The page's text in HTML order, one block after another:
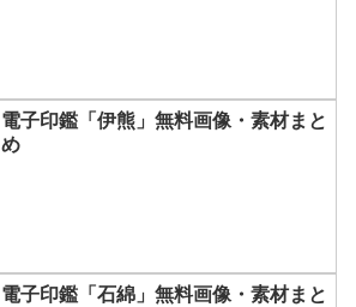
電子印鑑「伊熊」無料画像・素材まと
め
電子印鑑「石綿」無料画像・素材まと